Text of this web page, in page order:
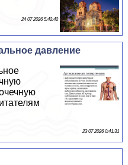
24 07 2026 5:42:42
давление
23 07 2026 0:41:31